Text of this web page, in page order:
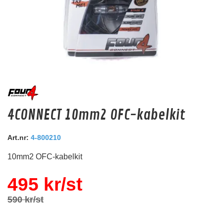
4CONNECT STAGE 2 10mm2
2x10mm2 h&ouml;gtalarkabel<br />
Snabblager 1-3 dagar
4CONNECT 10mm2 OFC-kabelkit
Art.nr: 4-800210
10mm2 OFC-kabelkit
495 kr/st
590 kr/st